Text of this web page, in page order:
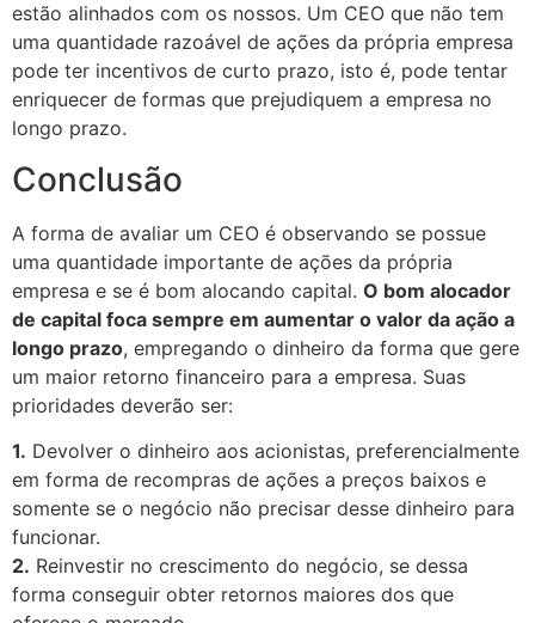
estão alinhados com os nossos. Um CEO que não tem
uma quantidade razoável de ações da própria empresa
pode ter incentivos de curto prazo, isto é, pode tentar
enriquecer de formas que prejudiquem a empresa no
longo prazo.
Conclusão
A forma de avaliar um CEO é observando se possue
uma quantidade importante de ações da própria
empresa e se é bom alocando capital. O bom alocador
de capital foca sempre em aumentar o valor da ação a
longo prazo, empregando o dinheiro da forma que gere
um maior retorno financeiro para a empresa. Suas
prioridades deverão ser:
1. Devolver o dinheiro aos acionistas, preferencialmente
em forma de recompras de ações a preços baixos e
somente se o negócio não precisar desse dinheiro para
funcionar.
2. Reinvestir no crescimento do negócio, se dessa
forma conseguir obter retornos maiores dos que